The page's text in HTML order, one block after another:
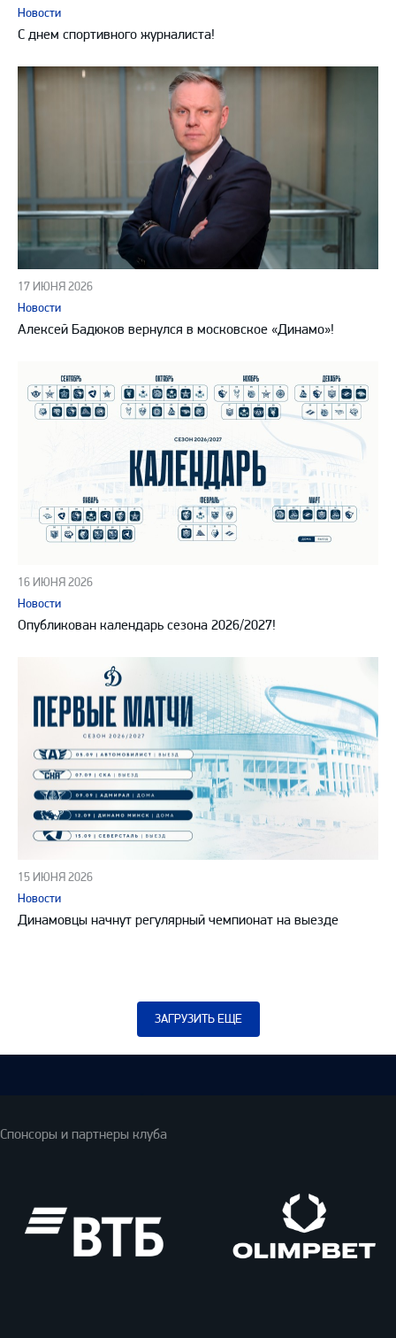
Новости
С днем спортивного журналиста!
17 ИЮНЯ 2026
Новости
Алексей Бадюков вернулся в московское «Динамо»!
16 ИЮНЯ 2026
Новости
Опубликован календарь сезона 2026/2027!
15 ИЮНЯ 2026
Новости
Динамовцы начнут регулярный чемпионат на выезде
ЗАГРУЗИТЬ ЕЩЕ
Спонсоры и партнеры клуба